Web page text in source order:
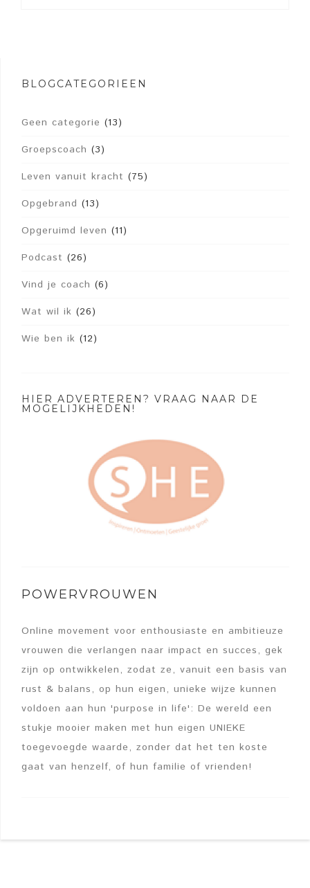
BLOGCATEGORIEËN
Geen categorie (13)
Groepscoach (3)
Leven vanuit kracht (75)
Opgebrand (13)
Opgeruimd leven (11)
Podcast (26)
Vind je coach (6)
Wat wil ik (26)
Wie ben ik (12)
HIER ADVERTEREN? VRAAG NAAR DE
MOGELIJKHEDEN!
POWERVROUWEN
Online movement voor enthousiaste en ambitieuze
vrouwen die verlangen naar impact en succes, gek
zijn op ontwikkelen, zodat ze, vanuit een basis van
rust & balans, op hun eigen, unieke wijze kunnen
voldoen aan hun 'purpose in life': De wereld een
stukje mooier maken met hun eigen UNIEKE
toegevoegde waarde, zonder dat het ten koste
gaat van henzelf, of hun familie of vrienden!